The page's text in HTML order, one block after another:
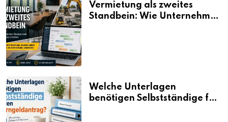
Vermietung als zweites
Standbein: Wie Unternehmen
Welche Unterlagen
benötigen Selbstständige für